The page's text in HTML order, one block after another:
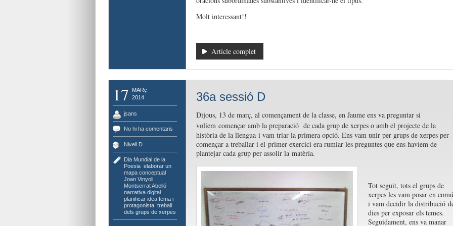
Molt interessant!!
Article complet
17
MARç
2014
jsans
No hi ha comentaris
Nivell D
Dia Mundial de la
Poesia, elaborar un
mapa conceptual,
Joan Vinyoli,
Montserrat Abelló,
narrativa digital,
planificar idea tema i
protagonista, treball
dels grups de xerpes
36a sessió D
Dijous, 13 de març, al començament de la classe, en Jaume ens va preguntar si
volíem començar amb la preparació de cada grup de xerpes o amb el projecte de la
història de la llengua i vam triar la primera opció. Ens vam unir per grups de xerpes per
començar a treballar i el primer exercici era rumiar les preguntes que ens havíem de
plantejar cada grup per assolir la matèria.
Tot seguit, tots el grups de
xerpes les vam posar en comú
i vam decidir la distribució
dies per exposar els temes.
Seguidament, ens va manar